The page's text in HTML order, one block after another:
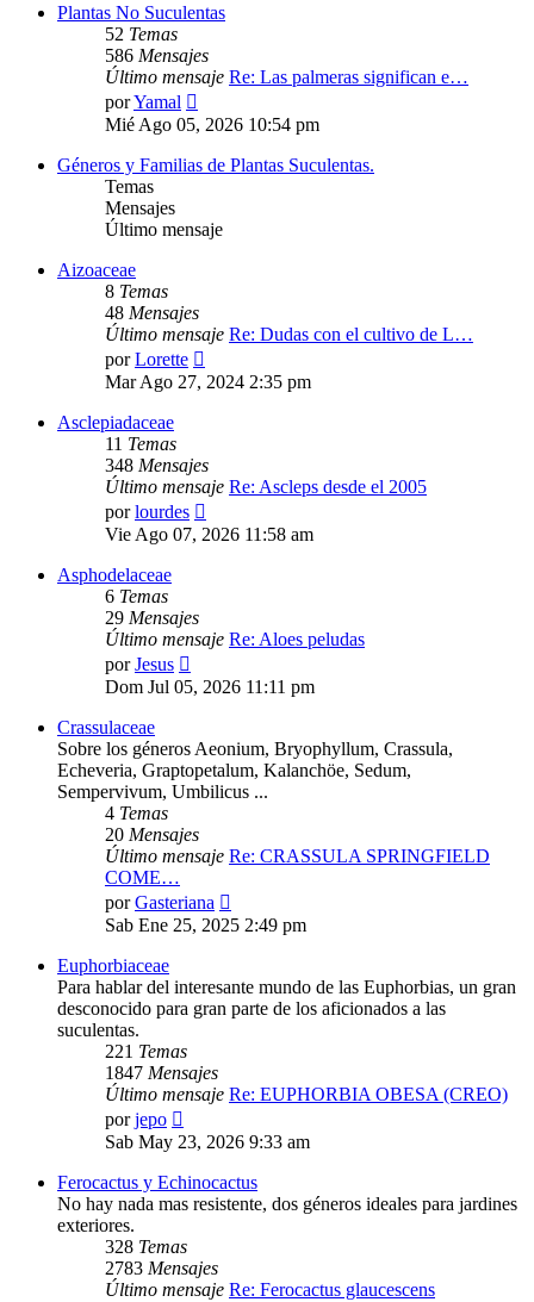
Plantas No Suculentas
52 Temas
586 Mensajes
Último mensaje Re: Las palmeras significan e…
porYamal
último
mensaje
Mié Ago 05, 2026 10:54 pm
Géneros y Familias de Plantas Suculentas.
Temas
Mensajes
Último mensaje
Aizoaceae
8 Temas
48 Mensajes
Último mensaje Re: Dudas con el cultivo de L…
porLorette
último
Mar Ago 27, 2024 2:35 pm
Asclepiadaceae
11 Temas
348 Mensajes
Último mensaje Re: Ascleps desde el 2005
porlourdes
último
Vie Ago 07, 2026 11:58 am
Asphodelaceae
6 Temas
29 Mensajes
Último mensaje Re: Aloes peludas
porJesus
último
mensaje
Dom Jul 05, 2026 11:11 pm
Crassulaceae
Sobre los géneros Aeonium, Bryophyllum, Crassula,
Echeveria, Graptopetalum, Kalanchöe, Sedum,
Sempervivum, Umbilicus ...
4 Temas
20 Mensajes
Último mensaje Re: CRASSULA SPRINGFIELD
COME…
porGasteriana
último
mensaje
Sab Ene 25, 2025 2:49 pm
Euphorbiaceae
Para hablar del interesante mundo de las Euphorbias, un gran
desconocido para gran parte de los aficionados a las
suculentas.
221 Temas
1847 Mensajes
Último mensaje Re: EUPHORBIA OBESA (CREO)
porjepo
último
mensaje
Sab May 23, 2026 9:33 am
Ferocactus y Echinocactus
No hay nada mas resistente, dos géneros ideales para jardines
exteriores.
328 Temas
2783 Mensajes
Último mensaje Re: Ferocactus glaucescens